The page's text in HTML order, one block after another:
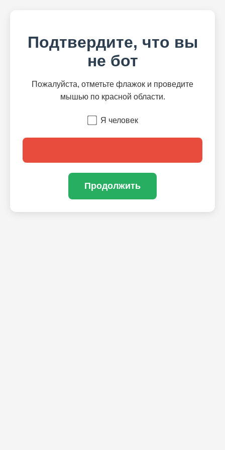
Подтвердите, что вы
не бот
Пожалуйста, отметьте флажок и проведите
мышью по красной области.
Я человек
Продолжить